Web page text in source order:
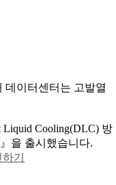
데이터센터는 고발열
Cooling(DLC) 방
을 출시했습니다.
기